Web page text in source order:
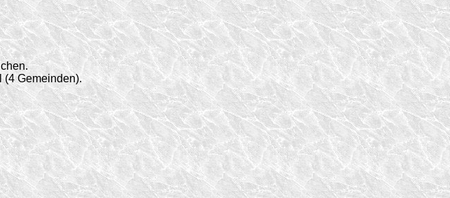
(4 Gemeinden).